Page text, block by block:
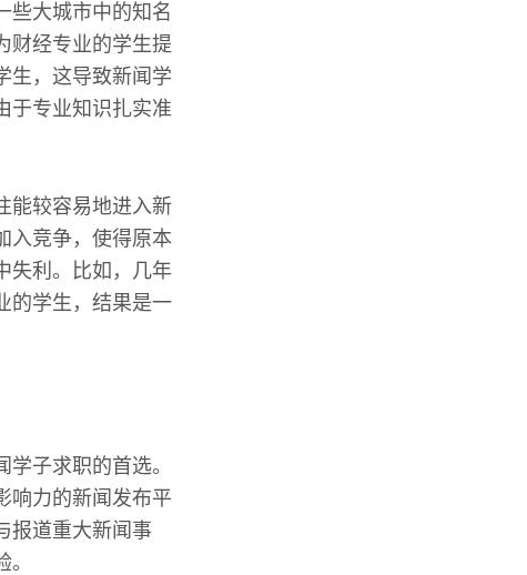
些大城市中的知名
财经专业的学生提
生，这导致新闻学
于专业知识扎实准
能较容易地进入新
入竞争，使得原本
失利。比如，几年
的学生，结果是一
子求职的首选。
响力的新闻发布平
报道重大新闻事